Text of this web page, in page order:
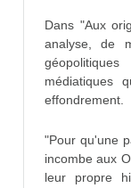
Dans "Aux
analyse, de
médiatiques
effondrement.
"Pour qu'une
incombe aux
leur propre